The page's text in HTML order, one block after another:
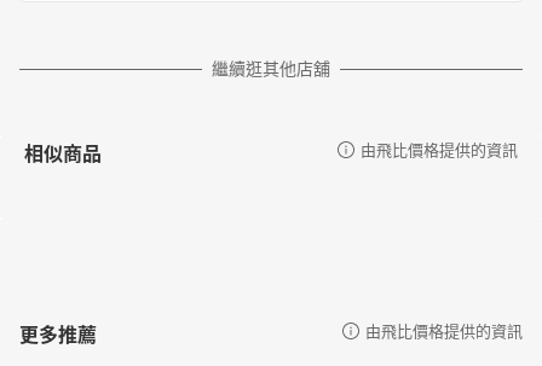
繼續逛其他店舖
相似商品 由飛比價格提供的資訊
更多推薦 由飛比價格提供的資訊